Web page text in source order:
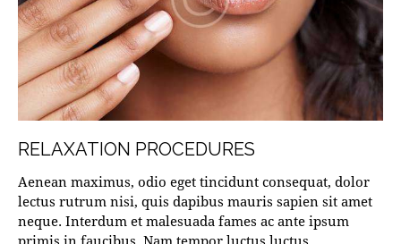
RELAXATION PROCEDURES
Aenean maximus, odio eget tincidunt consequat, dolor
lectus rutrum nisi, quis dapibus mauris sapien sit amet
neque. Interdum et malesuada fames ac ante ipsum
primis in faucibus. Nam tempor luctus luctus.